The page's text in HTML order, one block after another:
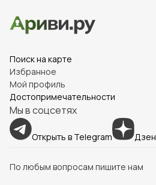
Поиск на карте
Избранное
Мой профиль
Достопримечательности
Мы в соцсетях
Открыть в Telegram Дзен
По любым вопросам пишите нам